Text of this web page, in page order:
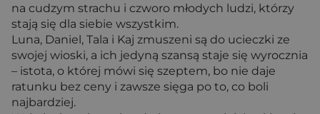
na cudzym strachu i czworo młodych ludzi, którzy
stają się dla siebie wszystkim.
Luna, Daniel, Tala i Kaj zmuszeni są do ucieczki ze
swojej wioski, a ich jedyną szansą staje się wyrocznia
– istota, o której mówi się szeptem, bo nie daje
ratunku bez ceny i zawsze sięga po to, co boli
najbardziej.